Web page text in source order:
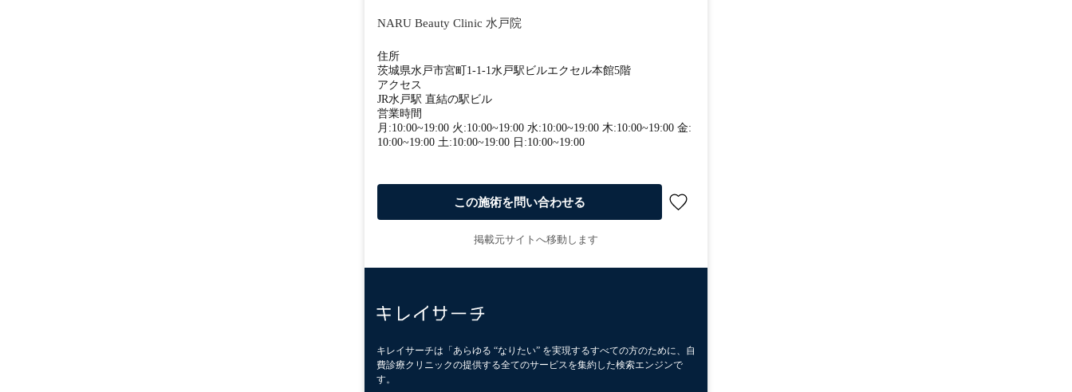
NARU Beauty Clinic 水戸院
住所
茨城県水戸市宮町1-1-1水戸駅ビルエクセル本館5階
アクセス
JR水戸駅 直結の駅ビル
営業時間
月:10:00~19:00 火:10:00~19:00 水:10:00~19:00 木:10:00~19:00 金:
10:00~19:00 土:10:00~19:00 日:10:00~19:00
この施術を問い合わせる
掲載元サイトへ移動します
キレイサーチは「あらゆる “なりたい” を実現するすべての方のために、自
費診療クリニックの提供する全てのサービスを集約した検索エンジンで
す。